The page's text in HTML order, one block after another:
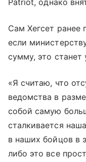
Patriot, однако
Сам Хегсет ранее
если
сумму, это станет
«Я считаю, что
ведомства в
собой самую
сталкивается
в наших бойцов в
либо это все